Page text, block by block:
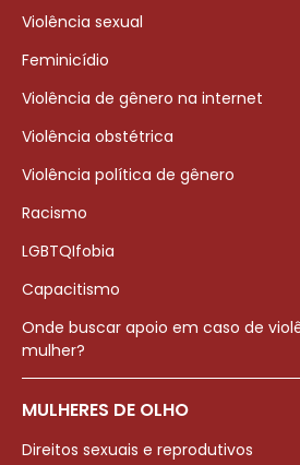
Violência sexual
Feminicídio
Violência de gênero na internet
Violência obstétrica
Violência política de gênero
Racismo
LGBTQIfobia
Capacitismo
Onde buscar apoio em caso de
mulher?
MULHERES DE OLHO
Direitos sexuais e reprodutivos